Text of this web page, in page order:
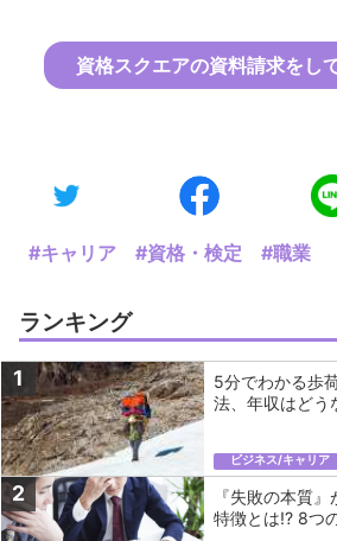
資格スクエアの資料請求をし
#キャリア #資格・検定 #職業
ランキング
1
5分でわかる歩
法、年収はどう
ビジネス/キャリア
2
『失敗の本質
特徴とは!? 8つ